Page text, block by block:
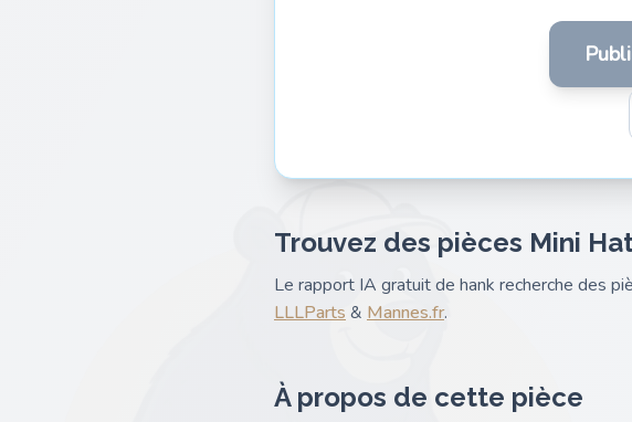
Trouvez des pièces Mini
Le rapport IA gratuit de hank recherche des
LLLParts & Mannes.fr.
À propos de cette pièce